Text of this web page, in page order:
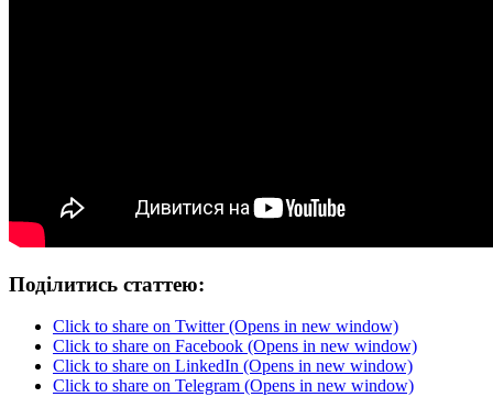
Поділитись статтею:
Click to share on Twitter (Opens in new window)
Click to share on Facebook (Opens in new window)
Click to share on LinkedIn (Opens in new window)
Click to share on Telegram (Opens in new window)